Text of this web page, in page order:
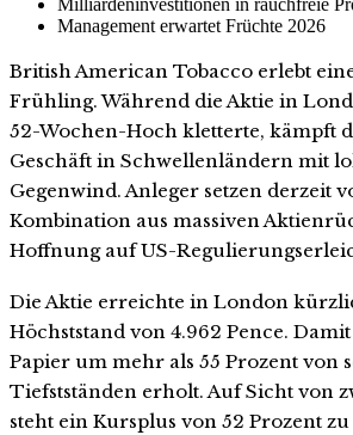
Management erwartet Früchte 2026
British American Tobacco erlebt
Frühling. Während die Aktie in
52-Wochen-Hoch kletterte, kämpft
Geschäft in Schwellenländern mit
Gegenwind. Anleger setzen derzeit
Kombination aus massiven
Hoffnung auf US-
Die Aktie erreichte in London
Höchststand von 4.962 Pence.
Papier um mehr als 55 Prozent von
Tiefstständen erholt. Auf Sicht von
steht ein Kursplus von 52 Prozent